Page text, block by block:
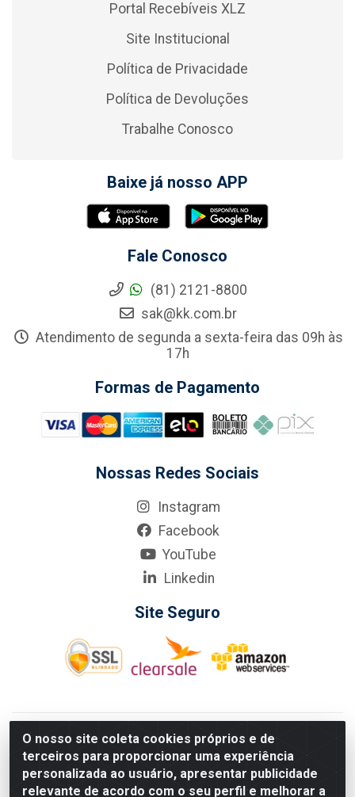
O nosso site coleta cookies próprios e de
terceiros para proporcionar uma experiência
personalizada ao usuário, apresentar publicidade
relevante de acordo com o seu perfil e melhorar a
Portal Recebíveis XLZ
Site Institucional
Política de Privacidade
Política de Devoluções
Trabalhe Conosco
Baixe já nosso APP
Fale Conosco
(81) 2121-8800
sak@kk.com.br
Atendimento de segunda a sexta-feira das 09h às
17h
Formas de Pagamento
Nossas Redes Sociais
Instagram
Facebook
YouTube
Linkedin
Site Seguro
KarneKeijo Logistica Integrada LTDA - Rod. Br-101 Sul, nº3700
- Barro, Recife/PE, 50900-400 CNPJ: 24.150.377/0001-95
Estados atendidos pela KarneKeijo: PE, PB e RN.